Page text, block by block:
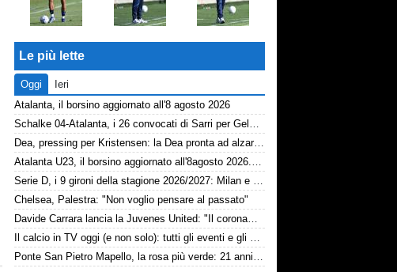
Le più lette
Oggi
Ieri
Atalanta, il borsino aggiornato all'8 agosto 2026
Schalke 04-Atalanta, i 26 convocati di Sarri per Gelsenkirchen
Dea, pressing per Kristensen: la Dea pronta ad alzare l'offerta all'Udinese
Atalanta U23, il borsino aggiornato all'8agosto 2026. Cantiere aperto per Beati
Serie D, i 9 gironi della stagione 2026/2027: Milan e Chievo nel B, le bergamasche...
Chelsea, Palestra: "Non voglio pensare al passato"
Davide Carrara lancia la Juvenes United: "Il coronamento di un progetto, nove ragazzi del 2007 in prima squadra"
Il calcio in TV oggi (e non solo): tutti gli eventi e gli orari
Ponte San Pietro Mapello, la rosa più verde: 21 anni di media